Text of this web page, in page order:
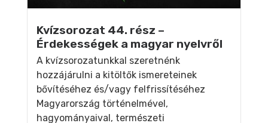
Kvízsorozat 44. rész –
Érdekességek a magyar nyelvről
A kvízsorozatunkkal szeretnénk
hozzájárulni a kitöltők ismereteinek
bővítéséhez és/vagy felfrissítéséhez
Magyarország történelmével,
hagyományaival, természeti